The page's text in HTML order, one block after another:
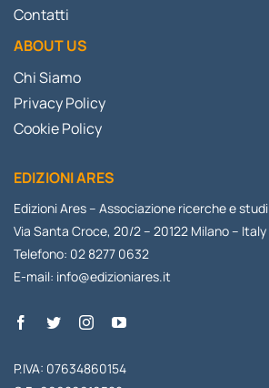
Contatti
ABOUT US
Chi Siamo
Privacy Policy
Cookie Policy
EDIZIONI ARES
Edizioni Ares – Associazione ricerche e studi
Via Santa Croce, 20/2 – 20122 Milano – Italy
Telefono: 02 8277 0632
E-mail: info@edizioniares.it
P.IVA: 07634860154